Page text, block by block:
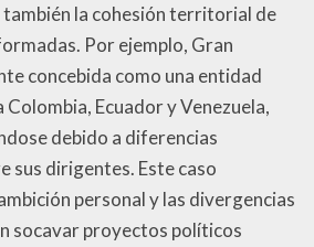
la cohesión territorial de
Por ejemplo, Gran
concebida como una entidad
Colombia, Ecuador y Venezuela,
debido a diferencias
sus dirigentes. Este caso
personal y las divergencias
socavar proyectos políticos